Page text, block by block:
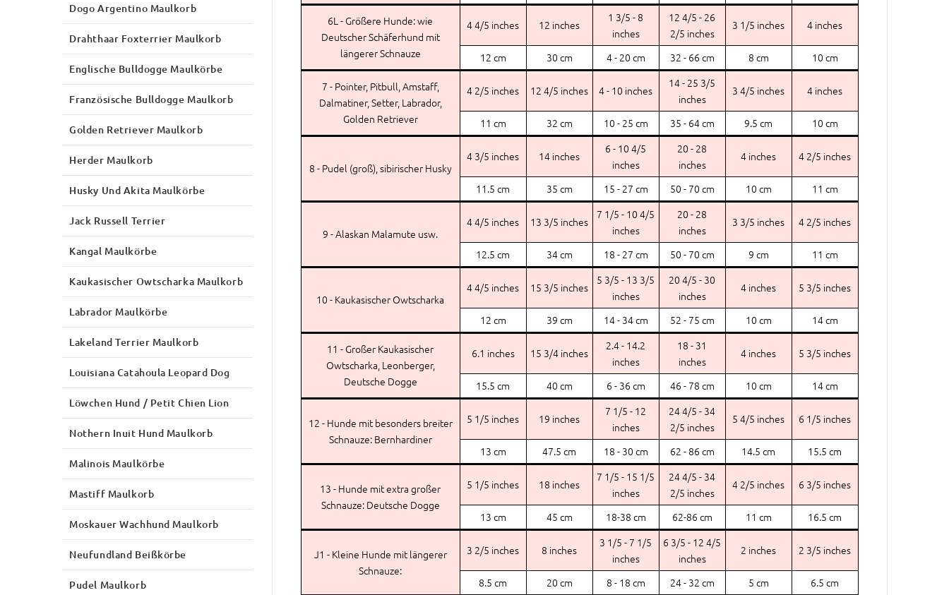
6L - Größere Hunde: wie
Deutscher Schäferhund mit
längerer Schnauze
4 4/5 inches 12 inches
1 3/5 - 8
inches
12 4/5 - 26
2/5 inches
3 1/5 inches 4 inches
12 cm 30 cm 4 - 20 cm 32 - 66 cm 8 cm 10 cm
7 - Pointer, Pitbull, Amstaff,
Dalmatiner, Setter, Labrador,
Golden Retriever
4 2/5 inches 12 4/5 inches 4 - 10 inches
14 - 25 3/5
inches
3 4/5 inches 4 inches
11 cm 32 cm 10 - 25 cm 35 - 64 cm 9.5 cm 10 cm
8 - Pudel (groß), sibirischer Husky
4 3/5 inches 14 inches
6 - 10 4/5
inches
20 - 28
inches
4 inches 4 2/5 inches
11.5 cm 35 cm 15 - 27 cm 50 - 70 cm 10 cm 11 cm
9 - Alaskan Malamute usw.
4 4/5 inches 13 3/5 inches
7 1/5 - 10 4/5
inches
20 - 28
inches
3 3/5 inches 4 2/5 inches
12.5 cm 34 cm 18 - 27 cm 50 - 70 cm 9 cm 11 cm
10 - Kaukasischer Owtscharka
4 4/5 inches 15 3/5 inches
5 3/5 - 13 3/5
inches
20 4/5 - 30
inches
4 inches 5 3/5 inches
12 cm 39 cm 14 - 34 cm 52 - 75 cm 10 cm 14 cm
11 - Großer Kaukasischer
Owtscharka, Leonberger,
Deutsche Dogge
6.1 inches 15 3/4 inches
2.4 - 14.2
inches
18 - 31
inches
4 inches 5 3/5 inches
15.5 cm 40 cm 6 - 36 cm 46 - 78 cm 10 cm 14 cm
12 - Hunde mit besonders breiter
Schnauze: Bernhardiner
5 1/5 inches 19 inches
7 1/5 - 12
inches
24 4/5 - 34
2/5 inches
5 4/5 inches 6 1/5 inches
13 cm 47.5 cm 18 - 30 cm 62 - 86 cm 14.5 cm 15.5 cm
13 - Hunde mit extra großer
Schnauze: Deutsche Dogge
5 1/5 inches 18 inches
7 1/5 - 15 1/5
inches
24 4/5 - 34
2/5 inches
4 2/5 inches 6 3/5 inches
13 cm 45 cm 18-38 cm 62-86 cm 11 cm 16.5 cm
J1 - Kleine Hunde mit längerer
Schnauze:
3 2/5 inches 8 inches
3 1/5 - 7 1/5
inches
6 3/5 - 12 4/5
inches
2 inches 2 3/5 inches
8.5 cm 20 cm 8 - 18 cm 24 - 32 cm 5 cm 6.5 cm
Dogo Argentino Maulkorb
Drahthaar Foxterrier Maulkorb
Englische Bulldogge Maulkörbe
Französische Bulldogge Maulkorb
Golden Retriever Maulkorb
Herder Maulkorb
Husky Und Akita Maulkörbe
Jack Russell Terrier
Kangal Maulkörbe
Kaukasischer Owtscharka Maulkorb
Labrador Maulkörbe
Lakeland Terrier Maulkorb
Louisiana Catahoula Leopard Dog
Löwchen Hund / Petit Chien Lion
Nothern Inuit Hund Maulkorb
Malinois Maulkörbe
Mastiff Maulkorb
Moskauer Wachhund Maulkorb
Neufundland Beißkörbe
Pudel Maulkorb